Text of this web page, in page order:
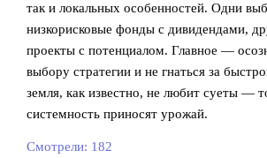
так и локальных особенностей. Одни
низкорисковые фонды с дивидендами,
проекты с потенциалом. Главное —
выбору стратегии и не гнаться за
земля, как известно, не любит суеты —
системность приносят урожай.
Смотрели: 182